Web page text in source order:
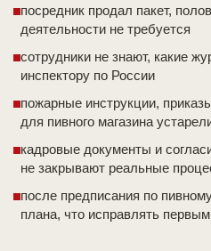
посредник продал пакет,
деятельности не требуется
сотрудники не знают, какие
инспектору по России
пожарные инструкции,
для пивного магазина
кадровые документы и
не закрывают реальные
после предписания по
плана, что исправлять первым